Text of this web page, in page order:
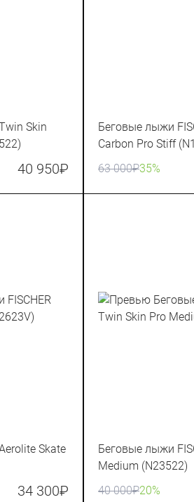
Skin
40 950₽
Беговые лыжи
Carbon Pro Stiff
63 000₽35%
Skate
34 300₽
Беговые лыжи
Medium (N23522)
40 000₽20%